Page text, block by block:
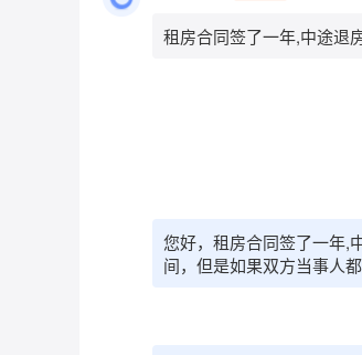
租房合同签了一年,中途退
您好，租房合同签了一年,
间，但是如果双方当事人